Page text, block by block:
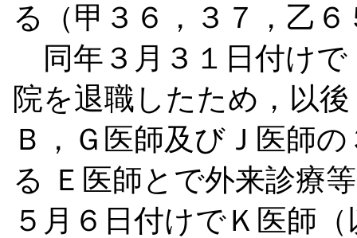
る（甲３６，３７，乙
同年３月３１日付けで
院を退職したため，以
Ｂ，Ｇ医師及びＪ医師
る
Ｅ医師とで外来診療
５月６日付けでＫ医師